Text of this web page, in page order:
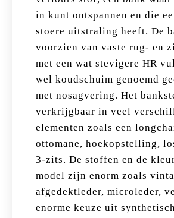
in kunt ontspannen en die
stoere uitstraling heeft. De
voorzien van vaste rug- en
met een wat stevigere HR
wel koudschuim genoemd
met nosagvering. Het
verkrijgbaar in veel
elementen zoals een
ottomane, hoekopstelling,
3-zits. De stoffen en de
model zijn enorm zoals
afgedektleder, microleder,
enorme keuze uit